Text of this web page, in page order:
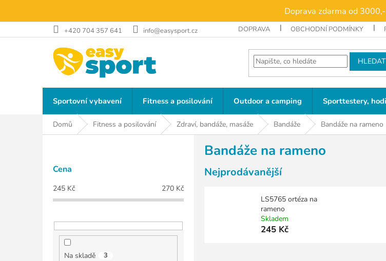
obsah
Doprava zdarma od
+420 704 357 641 info@easysport.cz DOPRAVA OBCHODNÍ PODMÍNKY
HLEDAT
Sportovní vybavení Fitness a posilování Outdoor a camping Sporttestery,
Domů Fitness a posilování Zdraví, bandáže, masáže Bandáže Bandáže na rameno
P
Cena
245 Kč 270 Kč
Na skladě 3
Bandáže na rameno
Nejprodávanější
LS5765 ortéza na
rameno
Skladem
245 Kč